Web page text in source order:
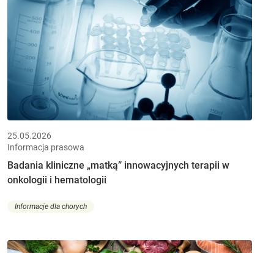
25.05.2026
Informacja prasowa
Badania kliniczne „matką” innowacyjnych terapii w
onkologii i hematologii
Informacje dla chorych